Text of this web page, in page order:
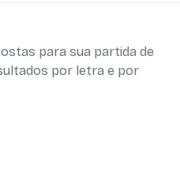
para sua partida de
por letra e por